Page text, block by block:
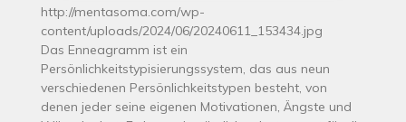
http://mentasoma.com/wp-
content/uploads/2024/06/20240611_153434.jpg
Das Enneagramm ist ein
Persönlichkeitstypisierungssystem, das aus neun
verschiedenen Persönlichkeitstypen besteht, von
denen jeder seine eigenen Motivationen, Ängste und